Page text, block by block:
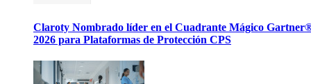
Claroty Nombrado líder en el Cuadrante Mágico
2026 para Plataformas de Protección CPS